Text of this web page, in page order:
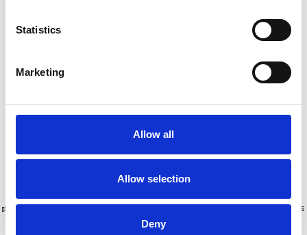
Statistics
Marketing
Allow all
Allow selection
Deny
Little Giant Safety Cage
escabeau en fibre 8
€1.119,00 €1.359,00 HT
Afficher le produit
Escabeau 8 marches
Jumbo SuperPRO
€291,00 HT
Afficher le produit
Livraison gratuite aux Pays-Bas